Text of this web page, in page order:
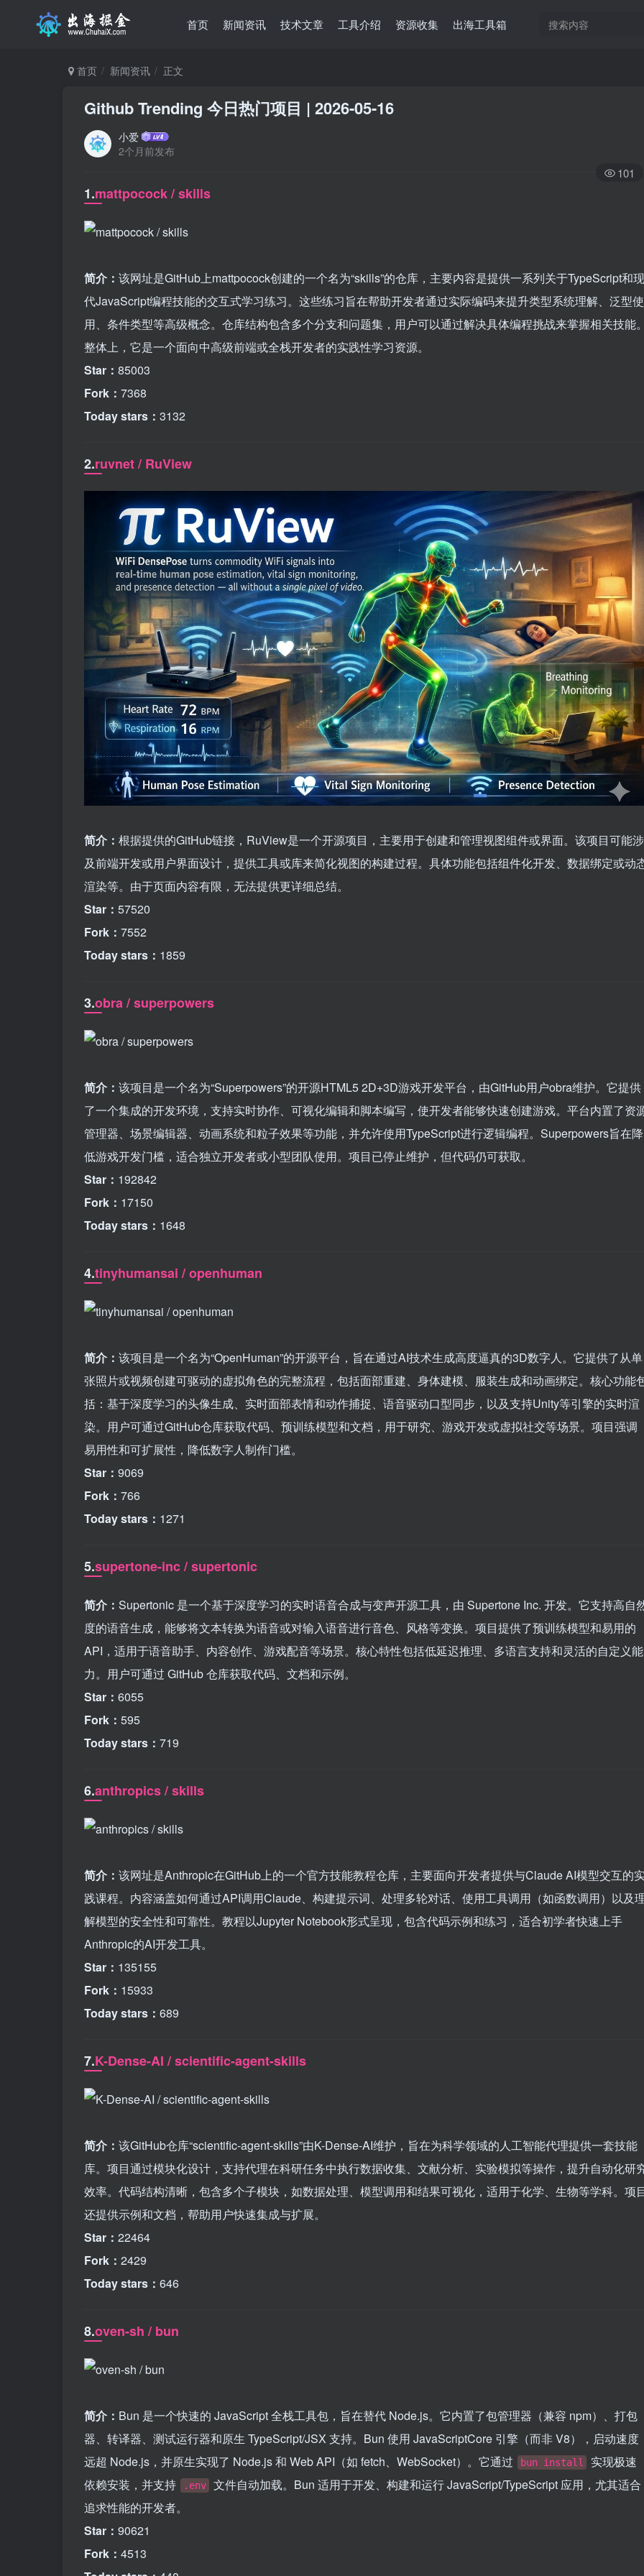
首页 新闻资讯 技术文章 工具介绍 资源收集 出海工具箱
首页 新闻资讯 正文
Github Trending 今日热门项目 | 2026-05-16
小爱
2个月前发布
101
1.mattpocock / skills
简介： 该网址是GitHub上mattpocock创建的一个名为“skills”的仓库，主要内容是提供一系列关于TypeScript和现
代JavaScript编程技能的交互式学习练习。这些练习旨在帮助开发者通过实际编码来提升类型系统理解、泛型使
用、条件类型等高级概念。仓库结构包含多个分支和问题集，用户可以通过解决具体编程挑战来掌握相关技能
整体上，它是一个面向中高级前端或全栈开发者的实践性学习资源。
Star： 85003
Fork： 7368
Today stars： 3132
2.ruvnet / RuView
简介： 根据提供的GitHub链接，RuView是一个开源项目，主要用于创建和管理视图组件或界面。该项目可能涉
及前端开发或用户界面设计，提供工具或库来简化视图的构建过程。具体功能包括组件化开发、数据绑定或动
渲染等。由于页面内容有限，无法提供更详细总结。
Star： 57520
Fork： 7552
Today stars： 1859
3.obra / superpowers
简介： 该项目是一个名为“Superpowers”的开源HTML5 2D+3D游戏开发平台，由GitHub用户obra维护。它提供
了一个集成的开发环境，支持实时协作、可视化编辑和脚本编写，使开发者能够快速创建游戏。平台内置了资
管理器、场景编辑器、动画系统和粒子效果等功能，并允许使用TypeScript进行逻辑编程。Superpowers旨在降
低游戏开发门槛，适合独立开发者或小型团队使用。项目已停止维护，但代码仍可获取。
Star： 192842
Fork： 17150
Today stars： 1648
4.tinyhumansai / openhuman
简介： 该项目是一个名为“OpenHuman”的开源平台，旨在通过AI技术生成高度逼真的3D数字人。它提供了从单
张照片或视频创建可驱动的虚拟角色的完整流程，包括面部重建、身体建模、服装生成和动画绑定。核心功能
括：基于深度学习的头像生成、实时面部表情和动作捕捉、语音驱动口型同步，以及支持Unity等引擎的实时渲
染。用户可通过GitHub仓库获取代码、预训练模型和文档，用于研究、游戏开发或虚拟社交等场景。项目强调
易用性和可扩展性，降低数字人制作门槛。
Star： 9069
Fork： 766
Today stars： 1271
5.supertone-inc / supertonic
简介： Supertonic 是一个基于深度学习的实时语音合成与变声开源工具，由 Supertone Inc. 开发。它支持高自
度的语音生成，能够将文本转换为语音或对输入语音进行音色、风格等变换。项目提供了预训练模型和易用的
API，适用于语音助手、内容创作、游戏配音等场景。核心特性包括低延迟推理、多语言支持和灵活的自定义能
力。用户可通过 GitHub 仓库获取代码、文档和示例。
Star： 6055
Fork： 595
Today stars： 719
6.anthropics / skills
简介： 该网址是Anthropic在GitHub上的一个官方技能教程仓库，主要面向开发者提供与Claude AI模型交互的
践课程。内容涵盖如何通过API调用Claude、构建提示词、处理多轮对话、使用工具调用（如函数调用）以及
解模型的安全性和可靠性。教程以Jupyter Notebook形式呈现，包含代码示例和练习，适合初学者快速上手
Anthropic的AI开发工具。
Star： 135155
Fork： 15933
Today stars： 689
7.K-Dense-AI / scientific-agent-skills
简介： 该GitHub仓库“scientific-agent-skills”由K-Dense-AI维护，旨在为科学领域的人工智能代理提供一套技能
库。项目通过模块化设计，支持代理在科研任务中执行数据收集、文献分析、实验模拟等操作，提升自动化研
效率。代码结构清晰，包含多个子模块，如数据处理、模型调用和结果可视化，适用于化学、生物等学科。项
还提供示例和文档，帮助用户快速集成与扩展。
Star： 22464
Fork： 2429
Today stars： 646
8.oven-sh / bun
简介： Bun 是一个快速的 JavaScript 全栈工具包，旨在替代 Node.js。它内置了包管理器（兼容 npm）、打包
器、转译器、测试运行器和原生 TypeScript/JSX 支持。Bun 使用 JavaScriptCore 引擎（而非 V8），启动速度
远超 Node.js，并原生实现了 Node.js 和 Web API（如 fetch、WebSocket）。它通过
bun install
实现极速
依赖安装，并支持
.env
文件自动加载。Bun 适用于开发、构建和运行 JavaScript/TypeScript 应用，尤其适合
追求性能的开发者。
Star： 90621
Fork： 4513